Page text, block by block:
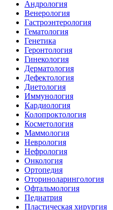
Андрология
Венерология
Гастроэнтерология
Гематология
Генетика
Геронтология
Гинекология
Дерматология
Дефектология
Диетология
Иммунология
Кардиология
Колопроктология
Косметология
Маммология
Неврология
Нефрология
Онкология
Ортопедия
Оториноларингология
Офтальмология
Педиатрия
Пластическая хирургия